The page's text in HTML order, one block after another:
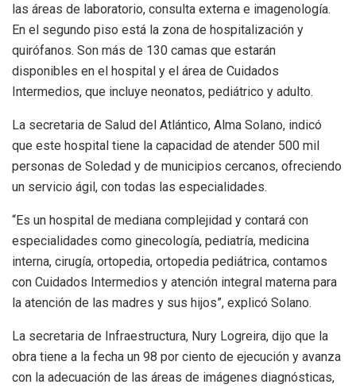
las áreas de laboratorio, consulta externa e imagenología.
En el segundo piso está la zona de hospitalización y
quirófanos. Son más de 130 camas que estarán
disponibles en el hospital y el área de Cuidados
Intermedios, que incluye neonatos, pediátrico y adulto.
La secretaria de Salud del Atlántico, Alma Solano, indicó
que este hospital tiene la capacidad de atender 500 mil
personas de Soledad y de municipios cercanos, ofreciendo
un servicio ágil, con todas las especialidades.
“Es un hospital de mediana complejidad y contará con
especialidades como ginecología, pediatría, medicina
interna, cirugía, ortopedia, ortopedia pediátrica, contamos
con Cuidados Intermedios y atención integral materna para
la atención de las madres y sus hijos”, explicó Solano.
La secretaria de Infraestructura, Nury Logreira, dijo que la
obra tiene a la fecha un 98 por ciento de ejecución y avanza
con la adecuación de las áreas de imágenes diagnósticas,